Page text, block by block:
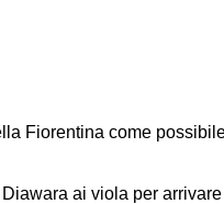
Fiorentina come
ai viola per